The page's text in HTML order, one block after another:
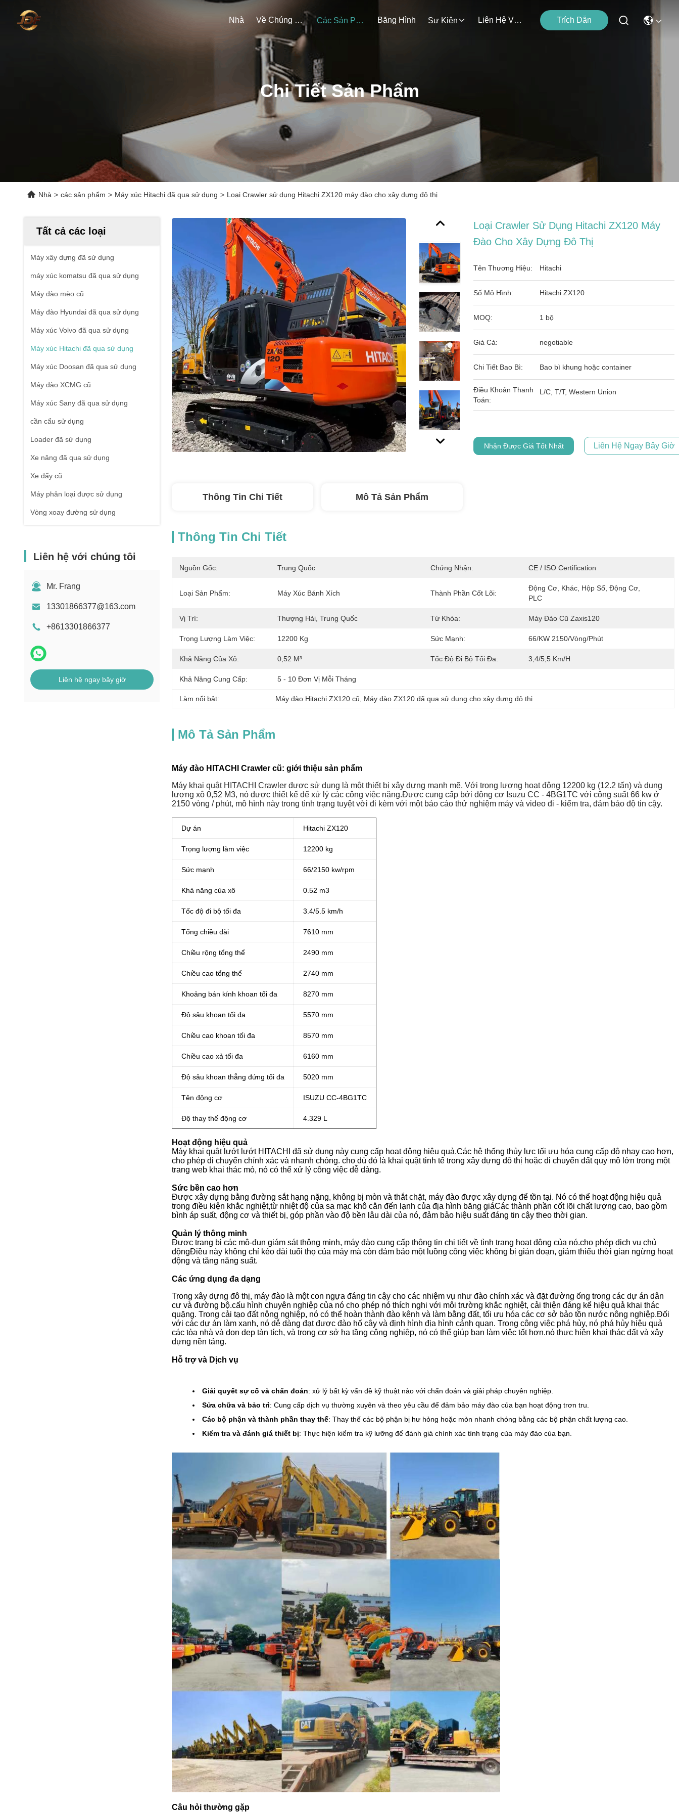
Nhà Về Chúng Tôi Các Sản Phẩm Băng Hình Sự Kiện Liên Hệ Với Chúng Tôi Trích Dẫn
Chi Tiết Sản Phẩm
Nhà > các sản phẩm > Máy xúc Hitachi đã qua sử dụng > Loại Crawler sử dụng Hitachi ZX120 máy đào cho xây dựng đô thị
Tất cả các loại
Máy xây dựng đã sử dụng
máy xúc komatsu đã qua sử dụng
Máy đào mèo cũ
Máy đào Hyundai đã qua sử dụng
Máy xúc Volvo đã qua sử dụng
Máy xúc Hitachi đã qua sử dụng
Máy xúc Doosan đã qua sử dụng
Máy đào XCMG cũ
Máy xúc Sany đã qua sử dụng
cần cẩu sử dụng
Loader đã sử dụng
Xe nâng đã qua sử dụng
Xe đẩy cũ
Máy phân loại được sử dụng
Vòng xoay đường sử dụng
Liên hệ với chúng tôi
Mr. Frang
13301866377@163.com
+8613301866377
Liên hệ ngay bây giờ
Loại Crawler Sử Dụng Hitachi ZX120 Máy
Đào Cho Xây Dựng Đô Thị
Tên Thương Hiệu: Hitachi
Số Mô Hình: Hitachi ZX120
MOQ: 1 bộ
Giá Cả: negotiable
Chi Tiết Bao Bì: Bao bì khung hoặc container
Điều Khoản Thanh
Toán:
L/C, T/T, Western Union
Nhận Được Giá Tốt Nhất Liên Hệ Ngay Bây Giờ
Thông Tin Chi Tiết Mô Tả Sản Phẩm
Thông Tin Chi Tiết
Nguồn Gốc: Trung Quốc Chứng Nhận: CE / ISO Certification
Loại Sản Phẩm: Máy Xúc Bánh Xích Thành Phần Cốt Lõi:
Động Cơ, Khác, Hộp Số, Động Cơ,
PLC
Vị Trí: Thượng Hải, Trung Quốc Từ Khóa: Máy Đào Cũ Zaxis120
Trọng Lượng Làm Việc: 12200 Kg Sức Mạnh: 66/kW 2150/vòng/phút
Khả Năng Của Xô: 0,52 M³ Tốc Độ Đi Bộ Tối Đa: 3,4/5,5 Km/h
Khả Năng Cung Cấp: 5 - 10 Đơn Vị Mỗi Tháng
Làm nổi bật: Máy đào Hitachi ZX120 cũ Máy đào ZX120 đã qua sử dụng cho xây dựng đô thị
Mô Tả Sản Phẩm
Máy đào HITACHI Crawler cũ: giới thiệu sản phẩm
Máy khai quật HITACHI Crawler được sử dụng là một thiết bị xây dựng mạnh mẽ. Với trọng lượng hoạt động 12200 kg (12.2 tấn) và dung
lượng xô 0,52 M3, nó được thiết kế để xử lý các công việc nặng.Được cung cấp bởi động cơ Isuzu CC - 4BG1TC với công suất 66 kw ở
2150 vòng / phút, mô hình này trong tình trạng tuyệt vời đi kèm với một báo cáo thử nghiệm máy và video đi - kiểm tra, đảm bảo độ tin cậy.
Dự án Hitachi ZX120
Trọng lượng làm việc 12200 kg
Sức mạnh 66/2150 kw/rpm
Khả năng của xô 0.52 m3
Tốc độ đi bộ tối đa 3.4/5.5 km/h
Tổng chiều dài 7610 mm
Chiều rộng tổng thể 2490 mm
Chiều cao tổng thể 2740 mm
Khoảng bán kính khoan tối đa 8270 mm
Độ sâu khoan tối đa 5570 mm
Chiều cao khoan tối đa 8570 mm
Chiều cao xả tối đa 6160 mm
Độ sâu khoan thẳng đứng tối đa 5020 mm
Tên động cơ ISUZU CC-4BG1TC
Độ thay thế động cơ 4.329 L
Hoạt động hiệu quả
Máy khai quật lướt lướt HITACHI đã sử dụng này cung cấp hoạt động hiệu quả.Các hệ thống thủy lực tối ưu hóa cung cấp độ nhạy cao hơn,
cho phép di chuyển chính xác và nhanh chóng. cho dù đó là khai quật tinh tế trong xây dựng đô thị hoặc di chuyển đất quy mô lớn trong một
trang web khai thác mỏ, nó có thể xử lý công việc dễ dàng.
Sức bền cao hơn
Được xây dựng bằng đường sắt hạng nặng, không bị mòn và thắt chặt, máy đào được xây dựng để tồn tại. Nó có thể hoạt động hiệu quả
trong điều kiện khắc nghiệt,từ nhiệt độ của sa mạc khô cằn đến lạnh của địa hình băng giáCác thành phần cốt lõi chất lượng cao, bao gồm
bình áp suất, động cơ và thiết bị, góp phần vào độ bền lâu dài của nó, đảm bảo hiệu suất đáng tin cậy theo thời gian.
Quản lý thông minh
Được trang bị các mô-đun giám sát thông minh, máy đào cung cấp thông tin chi tiết về tình trạng hoạt động của nó.cho phép dịch vụ chủ
độngĐiều này không chỉ kéo dài tuổi thọ của máy mà còn đảm bảo một luồng công việc không bị gián đoạn, giảm thiểu thời gian ngừng hoạt
động và tăng năng suất.
Các ứng dụng đa dạng
Trong xây dựng đô thị, máy đào là một con ngựa đáng tin cậy cho các nhiệm vụ như đào chính xác và đặt đường ống trong các dự án dân
cư và đường bộ.cấu hình chuyên nghiệp của nó cho phép nó thích nghi với môi trường khắc nghiệt, cải thiện đáng kể hiệu quả khai thác
quặng. Trong cải tạo đất nông nghiệp, nó có thể hoàn thành đào kênh và làm bằng đất, tối ưu hóa các cơ sở bảo tồn nước nông nghiệp.Đối
với các dự án làm xanh, nó dễ dàng đạt được đào hố cây và định hình địa hình cảnh quan. Trong công việc phá hủy, nó phá hủy hiệu quả
các tòa nhà và dọn dẹp tàn tích, và trong cơ sở hạ tầng công nghiệp, nó có thể giúp bạn làm việc tốt hơn.nó thực hiện khai thác đất và xây
dựng nền tảng.
Hỗ trợ và Dịch vụ
Giải quyết sự cố và chẩn đoán: xử lý bất kỳ vấn đề kỹ thuật nào với chẩn đoán và giải pháp chuyên nghiệp.
Sửa chữa và bảo trì: Cung cấp dịch vụ thường xuyên và theo yêu cầu để đảm bảo máy đào của bạn hoạt động trơn tru.
Các bộ phận và thành phần thay thế: Thay thế các bộ phận bị hư hỏng hoặc mòn nhanh chóng bằng các bộ phận chất lượng cao.
Kiểm tra và đánh giá thiết bị: Thực hiện kiểm tra kỹ lưỡng để đánh giá chính xác tình trạng của máy đào của bạn.
Câu hỏi thường gặp